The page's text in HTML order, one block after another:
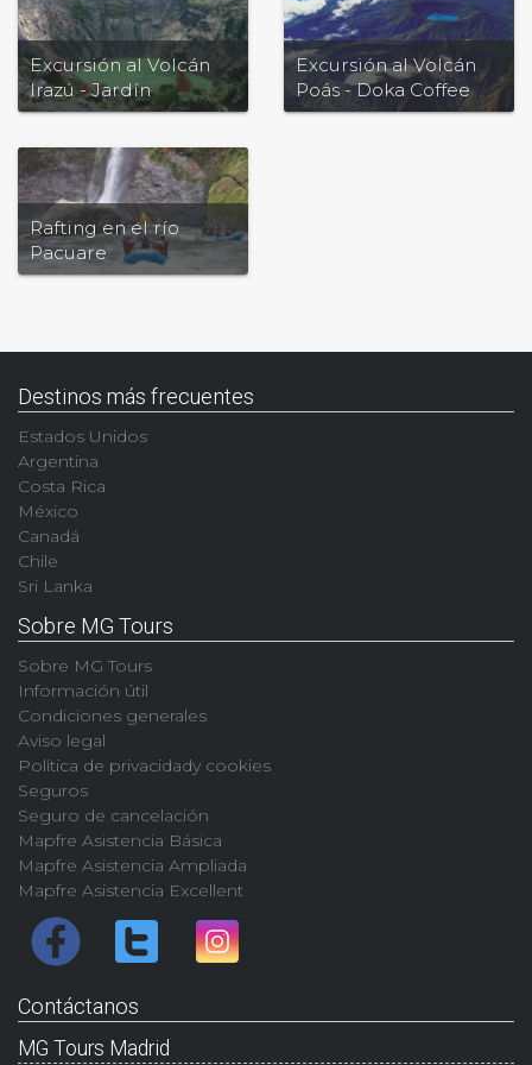
Excursión al Volcán
Irazú - Jardín
Lankester y Valle
Excursión al Volcán
Poás - Doka Coffee
State y Catarata de la
Rafting en el río
Pacuare
Destinos más frecuentes
Estados Unidos
Argentina
Costa Rica
México
Canadá
Chile
Sri Lanka
Sobre MG Tours
Sobre MG Tours
Información útil
Condiciones generales
Aviso legal
Política de privacidady cookies
Seguros
Seguro de cancelación
Mapfre Asistencia Básica
Mapfre Asistencia Ampliada
Mapfre Asistencia Excellent
Contáctanos
MG Tours Madrid